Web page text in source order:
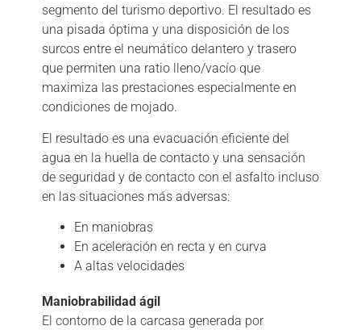
segmento del turismo deportivo. El resultado es
una pisada óptima y una disposición de los
surcos entre el neumático delantero y trasero
que permiten una ratio lleno/vacío que
maximiza las prestaciones especialmente en
condiciones de mojado.
El resultado es una evacuación eficiente del
agua en la huella de contacto y una sensación
de seguridad y de contacto con el asfalto incluso
en las situaciones más adversas:
En maniobras
En aceleración en recta y en curva
A altas velocidades
Maniobrabilidad ágil
El contorno de la carcasa generada por